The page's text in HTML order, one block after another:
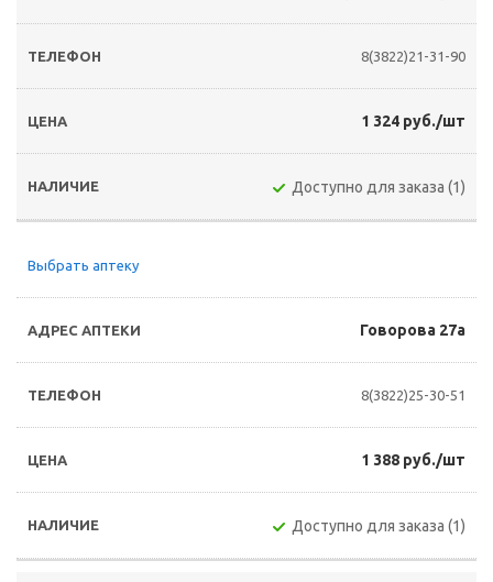
8(3822)21-31-90
1 324 руб./шт
Доступно для заказа (1)
Выбрать аптеку
Говорова 27а
8(3822)25-30-51
1 388 руб./шт
Доступно для заказа (1)